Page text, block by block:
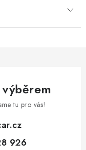
tu pro vás!
926